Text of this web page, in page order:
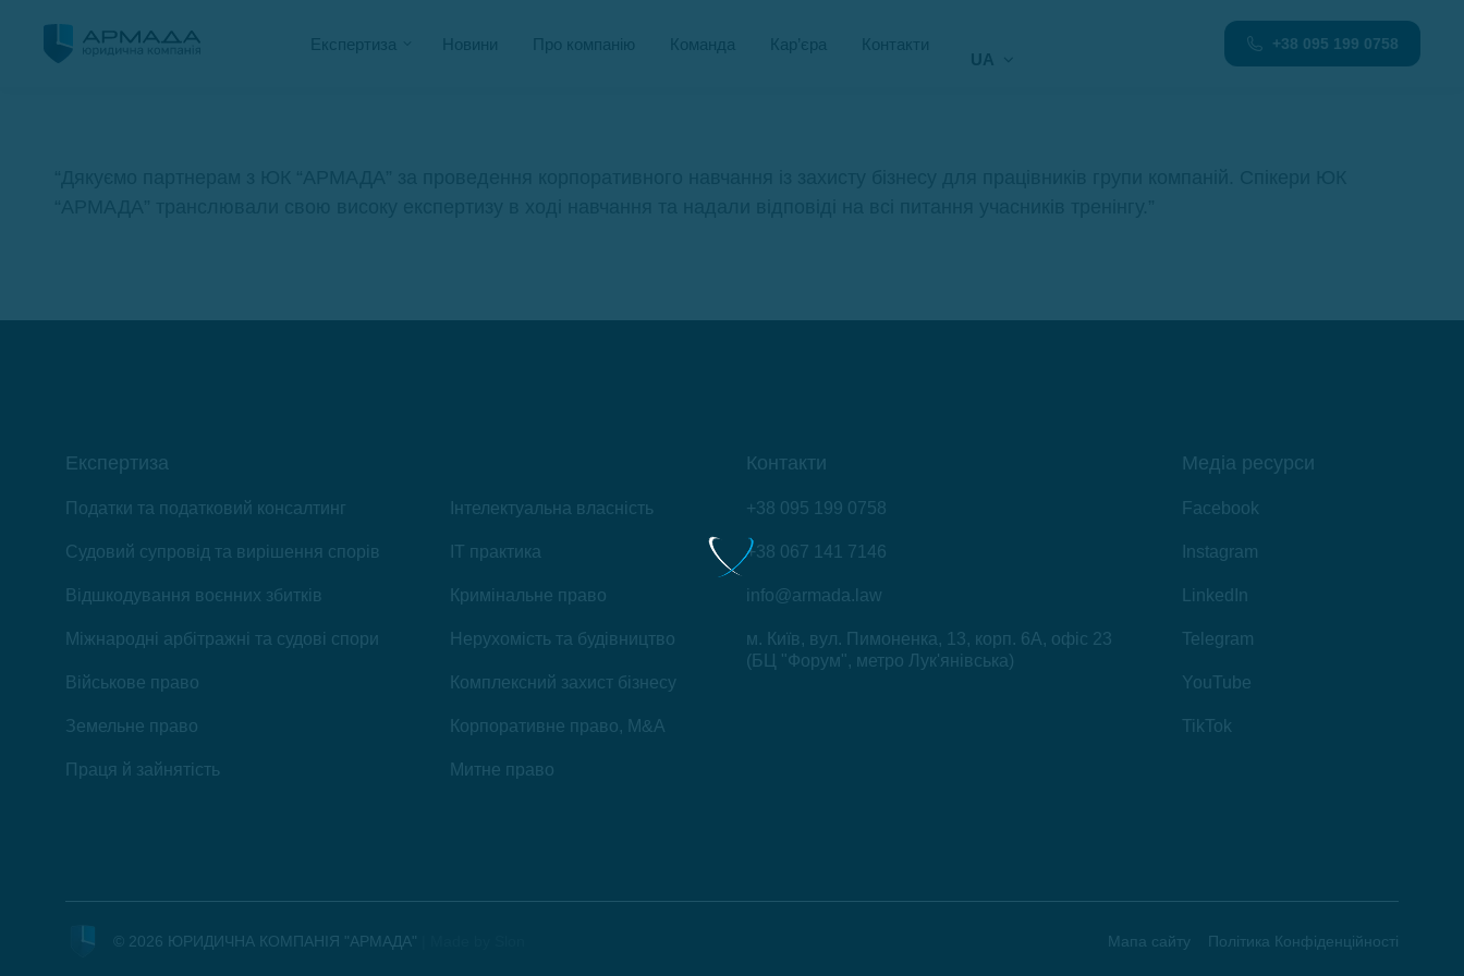
Експертиза Новини Про компанію Команда Кар’єра
Контакти
UA
+38 095 199 0758
Експертиза
Податки та податковий консалтинг
Судовий супровід та вирішення спорів
Відшкодування воєнних збитків
Міжнародні арбітражні та судові спори
Військове право
Земельне право
Праця й зайнятість
Інтелектуальна власність
IT практика
Кримінальне право
Нерухомість та будівництво
Комплексний захист бізнесу
Корпоративне право, M&A
Митне право
Контакти
+38 095 199 0758
+38 067 141 7146
info@armada.law
м. Київ, вул. Пимоненка, 13, корп. 6А, офіс 23
(БЦ "Форум", метро Лук'янівська)
Медіа ресурси
Facebook
Instagram
LinkedIn
Telegram
YouTube
TikTok
© 2026 ЮРИДИЧНА КОМПАНІЯ "АРМАДА" Мапа сайту Політика Конфіденційності